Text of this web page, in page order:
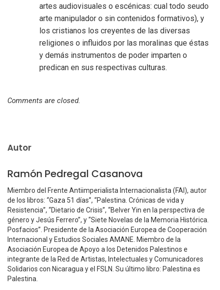
artes audiovisuales o escénicas: cual todo seudo
arte manipulador o sin contenidos formativos), y
los cristianos los creyentes de las diversas
religiones o influidos por las moralinas que éstas
y demás instrumentos de poder imparten o
predican en sus respectivas culturas.
Comments are closed.
Autor
Ramón Pedregal Casanova
Miembro del Frente Antiimperialista Internacionalista (FAI), autor
de los libros: “Gaza 51 días”, “Palestina. Crónicas de vida y
Resistencia”, “Dietario de Crisis”, “Belver Yin en la perspectiva de
género y Jesús Ferrero”, y “Siete Novelas de la Memoria Histórica.
Posfacios”. Presidente de la Asociación Europea de Cooperación
Internacional y Estudios Sociales AMANE. Miembro de la
Asociación Europea de Apoyo a los Detenidos Palestinos e
integrante de la Red de Artistas, Intelectuales y Comunicadores
Solidarios con Nicaragua y el FSLN. Su último libro: Palestina es
Palestina.